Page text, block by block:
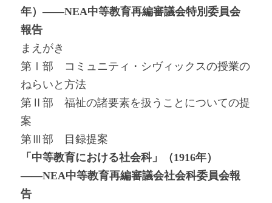
年）――NEA中等教育再編審議会特別委員会
報告
まえがき
第Ⅰ部 コミュニティ・シヴィックスの授業の
ねらいと方法
第Ⅱ部 福祉の諸要素を扱うことについての提
案
第Ⅲ部 目録提案
「中等教育における社会科」（1916年）
――NEA中等教育再編審議会社会科委員会報
告